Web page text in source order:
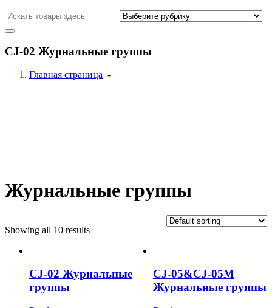
CJ-02 Журнальные группы
Главная страница -
Журнальные группы
Showing all 10 results
CJ-02 Журнальные
группы
CJ-05&CJ-05M
Журнальные группы